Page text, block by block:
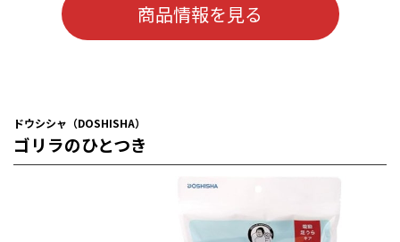
商品情報を見る
ドウシシャ（DOSHISHA）
ゴリラのひとつき